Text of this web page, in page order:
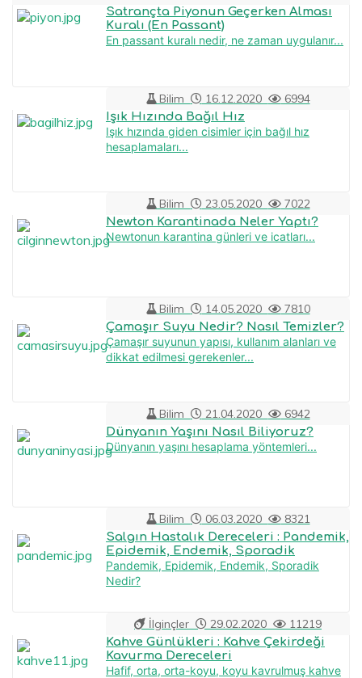
Satrançta Piyonun Geçerken Alması
Kuralı (En Passant)
En passant kuralı nedir, ne zaman uygulanır...
Bilim 16.12.2020 6994
Işık Hızında Bağıl Hız
Işık hızında giden cisimler için bağıl hız
hesaplamaları...
Bilim 23.05.2020 7022
Newton Karantinada Neler Yaptı?
Newtonun karantina günleri ve icatları...
Bilim 14.05.2020 7810
Çamaşır Suyu Nedir? Nasıl Temizler?
Çamaşır suyunun yapısı, kullanım alanları ve
dikkat edilmesi gerekenler...
Bilim 21.04.2020 6942
Dünyanın Yaşını Nasıl Biliyoruz?
Dünyanın yaşını hesaplama yöntemleri...
Bilim 06.03.2020 8321
Salgın Hastalık Dereceleri : Pandemik,
Epidemik, Endemik, Sporadik
Pandemik, Epidemik, Endemik, Sporadik
Nedir?
İlginçler 29.02.2020 11219
Kahve Günlükleri : Kahve Çekirdeği
Kavurma Dereceleri
Hafif, orta, orta-koyu, koyu kavrulmuş kahve